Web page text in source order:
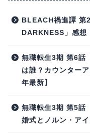
BLEACH禍進譚 第
DARKNESS」感想
無職転生3期 第6話
は誰？カウンター
年最新】
無職転生3期 第5話
婚式とノルン・ア